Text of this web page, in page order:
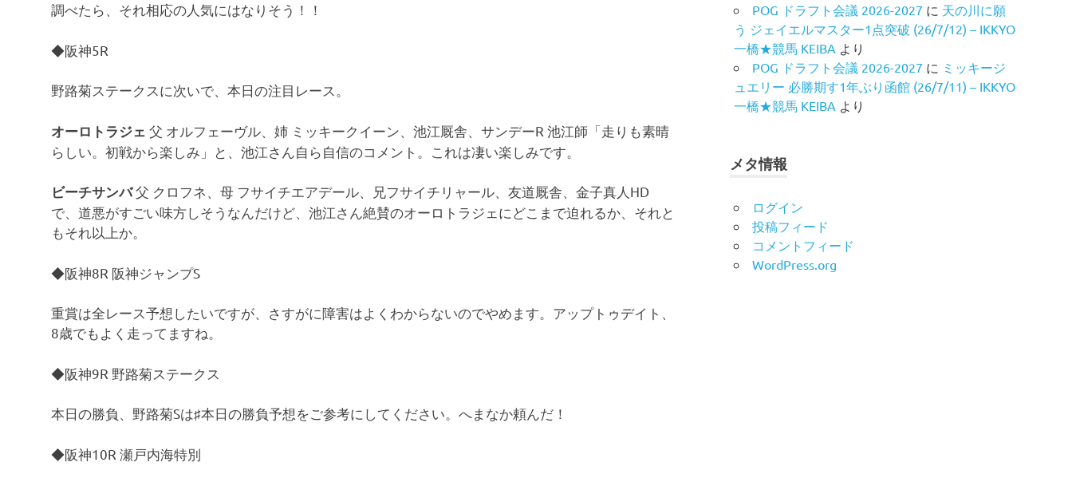
調べたら、それ相応の人気にはなりそう！！
◆阪神5R
野路菊ステークスに次いで、本日の注目レース。
オーロトラジェ 父 オルフェーヴル、姉 ミッキークイーン、池江厩舎、サンデーR 池江師「走りも素晴
らしい。初戦から楽しみ」と、池江さん自ら自信のコメント。これは凄い楽しみです。
ビーチサンバ父 クロフネ、母 フサイチエアデール、兄フサイチリャール、友道厩舎、金子真人HD
で、道悪がすごい味方しそうなんだけど、池江さん絶賛のオーロトラジェにどこまで迫れるか、それと
もそれ以上か。
◆阪神8R 阪神ジャンプS
重賞は全レース予想したいですが、さすがに障害はよくわからないのでやめます。アップトゥデイト、
8歳でもよく走ってますね。
◆阪神9R 野路菊ステークス
本日の勝負、野路菊Sは♯本日の勝負予想をご参考にしてください。へまなか頼んだ！
◆阪神10R 瀬戸内海特別
POG ドラフト会議 2026-2027 に 天の川に願
う ジェイエルマスター1点突破 (26/7/12) – IKKYO
一橋★競馬 KEIBA より
POG ドラフト会議 2026-2027 に ミッキージ
ュエリー 必勝期す1年ぶり函館 (26/7/11) – IKKYO
一橋★競馬 KEIBA より
メタ情報
ログイン
投稿フィード
コメントフィード
WordPress.org